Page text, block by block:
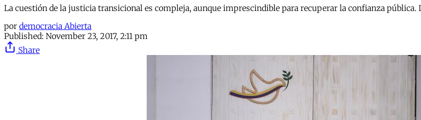
La cuestión de la justicia transicional es compleja, aunque imprescindible para recuperar la confianza
por democracia Abierta
Published: November 23, 2017, 2:11 pm
Share